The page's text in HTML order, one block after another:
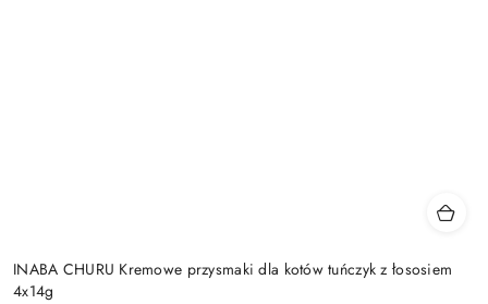
INABA CHURU Kremowe przysmaki dla kotów tuńczyk z łososiem
4x14g